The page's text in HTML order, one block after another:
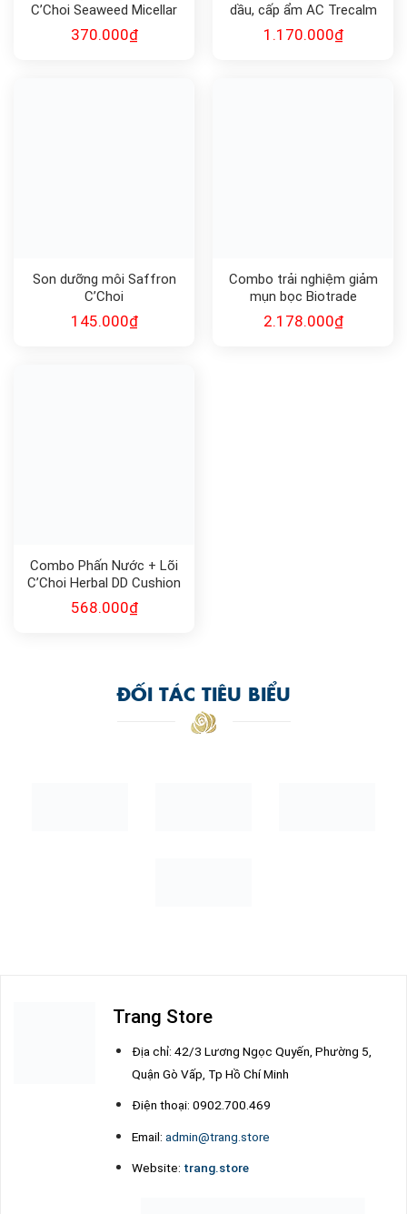
C’Choi Seaweed Micellar
Water
370.000₫
dầu, cấp ẩm AC Trecalm
Cell Fushion C
1.170.000₫
Son dưỡng môi Saffron
C’Choi
145.000₫
Combo trải nghiệm giảm
mụn bọc Biotrade
2.178.000₫
Combo Phấn Nước + Lõi
C’Choi Herbal DD Cushion
568.000₫
ĐỐI TÁC TIÊU BIỂU
Trang Store
Địa chỉ: 42/3 Lương Ngọc Quyến, Phường 5,
Quận Gò Vấp, Tp Hồ Chí Minh
Điện thoại: 0902.700.469
Email:admin@trang.store
Website: trang.store